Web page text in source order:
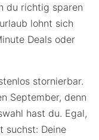
du richtig sparen
lohnt sich
Deals oder
stornierbar.
September, denn
hast du. Egal,
suchst: Deine